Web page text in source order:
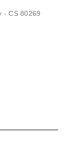
- CS 80269